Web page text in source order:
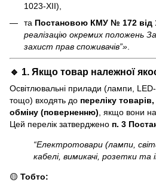
1023-XII),
та Постановою КМУ № 172 від
реалізацію окремих положень
захист прав споживачів”».
🔹 1. Якщо товар належної
Освітлювальні прилади (лампи, LED-
тощо) входять до переліку
обміну (поверненню) , якщо вони
Цей перелік затверджено п. 3
“Електротовари (лампи,
кабелі, вимикачі, розетки та
🟡 Тобто: